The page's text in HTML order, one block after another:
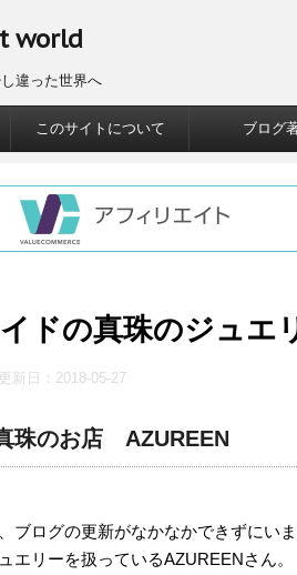
world
違った世界へ
このサイトについて ブログ
ドの真珠のジュエ
新日： 2018-05-27
珠のお店 AZUREEN
ブログの更新がなかなかできずにい
エリーを扱っているAZUREENさん。